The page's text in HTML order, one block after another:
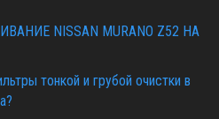
NISSAN MURANO Z52 НА
тонкой и грубой очистки в